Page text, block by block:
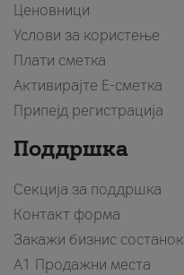
Ценовници
Услови за користење
Плати сметка
Активирајте Е-сметка
Припејд регистрација
Поддршка
Секција за поддршка
Контакт форма
Закажи бизнис состанок
A1 Продажни места